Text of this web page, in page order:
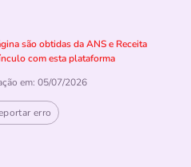
são obtidas da ANS e Receita
com esta plataforma
em: 05/07/2026
erro